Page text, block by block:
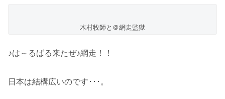
木村牧師と＠網走監獄
♪は～るばる来たぜ♪網走！！
日本は結構広いのです･･･。